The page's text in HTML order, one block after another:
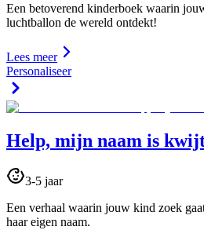
Een betoverend kinderboek waarin
luchtballon de wereld ontdekt!
Lees meer
Personaliseer
Help, mijn naam is
3-5 jaar
Een verhaal waarin jouw kind zoek
haar eigen naam.